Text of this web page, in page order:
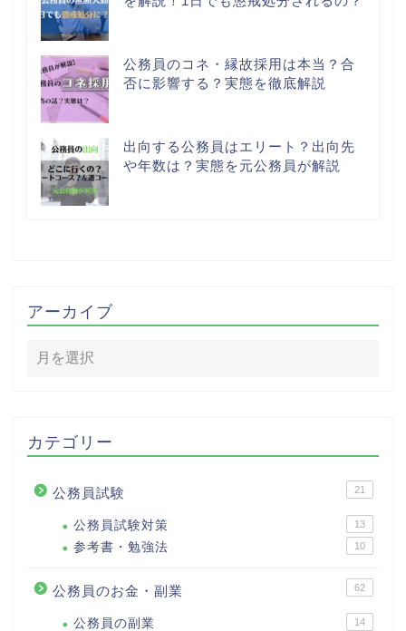
公務員のコネ・縁故採用は本当？合
否に影響する？実態を徹底解説
出向する公務員はエリート？出向先
や年数は？実態を元公務員が解説
アーカイブ
カテゴリー
公務員試験 21
公務員試験対策 13
参考書・勉強法 10
公務員のお金・副業 62
公務員の副業 14